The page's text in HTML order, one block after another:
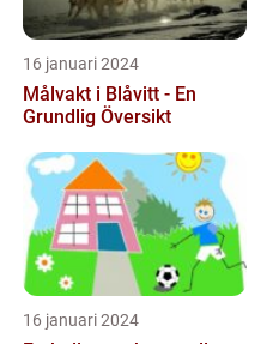
16 januari 2024
Målvakt i Blåvitt - En
Grundlig Översikt
16 januari 2024